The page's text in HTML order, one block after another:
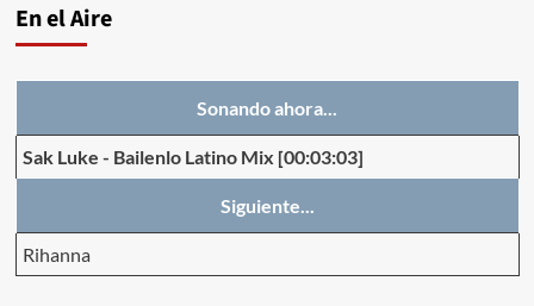
En el Aire
Sonando ahora...
Sak Luke - Bailenlo Latino Mix [00:03:03]
Siguiente...
Rihanna